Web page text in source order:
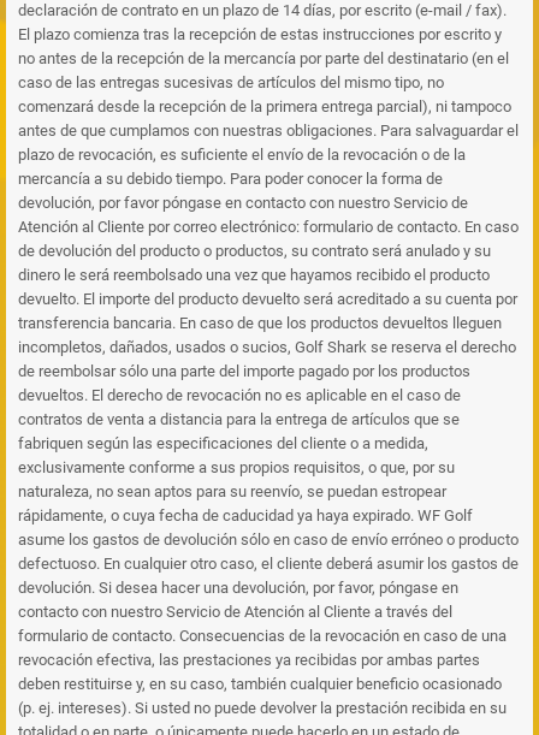
declaración de contrato en un plazo de 14 días, por escrito (e-mail / fax).
El plazo comienza tras la recepción de estas instrucciones por escrito y
no antes de la recepción de la mercancía por parte del destinatario (en el
caso de las entregas sucesivas de artículos del mismo tipo, no
comenzará desde la recepción de la primera entrega parcial), ni tampoco
antes de que cumplamos con nuestras obligaciones. Para salvaguardar el
plazo de revocación, es suficiente el envío de la revocación o de la
mercancía a su debido tiempo. Para poder conocer la forma de
devolución, por favor póngase en contacto con nuestro Servicio de
Atención al Cliente por correo electrónico: formulario de contacto. En caso
de devolución del producto o productos, su contrato será anulado y su
dinero le será reembolsado una vez que hayamos recibido el producto
devuelto. El importe del producto devuelto será acreditado a su cuenta por
transferencia bancaria. En caso de que los productos devueltos lleguen
incompletos, dañados, usados o sucios, Golf Shark se reserva el derecho
de reembolsar sólo una parte del importe pagado por los productos
devueltos. El derecho de revocación no es aplicable en el caso de
contratos de venta a distancia para la entrega de artículos que se
fabriquen según las especificaciones del cliente o a medida,
exclusivamente conforme a sus propios requisitos, o que, por su
naturaleza, no sean aptos para su reenvío, se puedan estropear
rápidamente, o cuya fecha de caducidad ya haya expirado. WF Golf
asume los gastos de devolución sólo en caso de envío erróneo o producto
defectuoso. En cualquier otro caso, el cliente deberá asumir los gastos de
devolución. Si desea hacer una devolución, por favor, póngase en
contacto con nuestro Servicio de Atención al Cliente a través del
formulario de contacto. Consecuencias de la revocación en caso de una
revocación efectiva, las prestaciones ya recibidas por ambas partes
deben restituirse y, en su caso, también cualquier beneficio ocasionado
(p. ej. intereses). Si usted no puede devolver la prestación recibida en su